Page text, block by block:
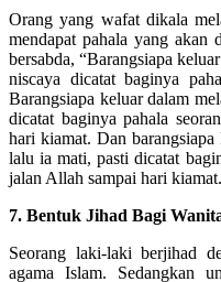
Orang yang wafat dikala
mendapat pahala yang akan
bersabda, “Barangsiapa
niscaya dicatat baginya
Barangsiapa keluar dalam
dicatat baginya pahala
hari kiamat. Dan
lalu ia mati, pasti dicatat
jalan Allah sampai hari
7. Bentuk Jihad Bagi
Seorang laki-laki berjihad
agama Islam. Sedangkan